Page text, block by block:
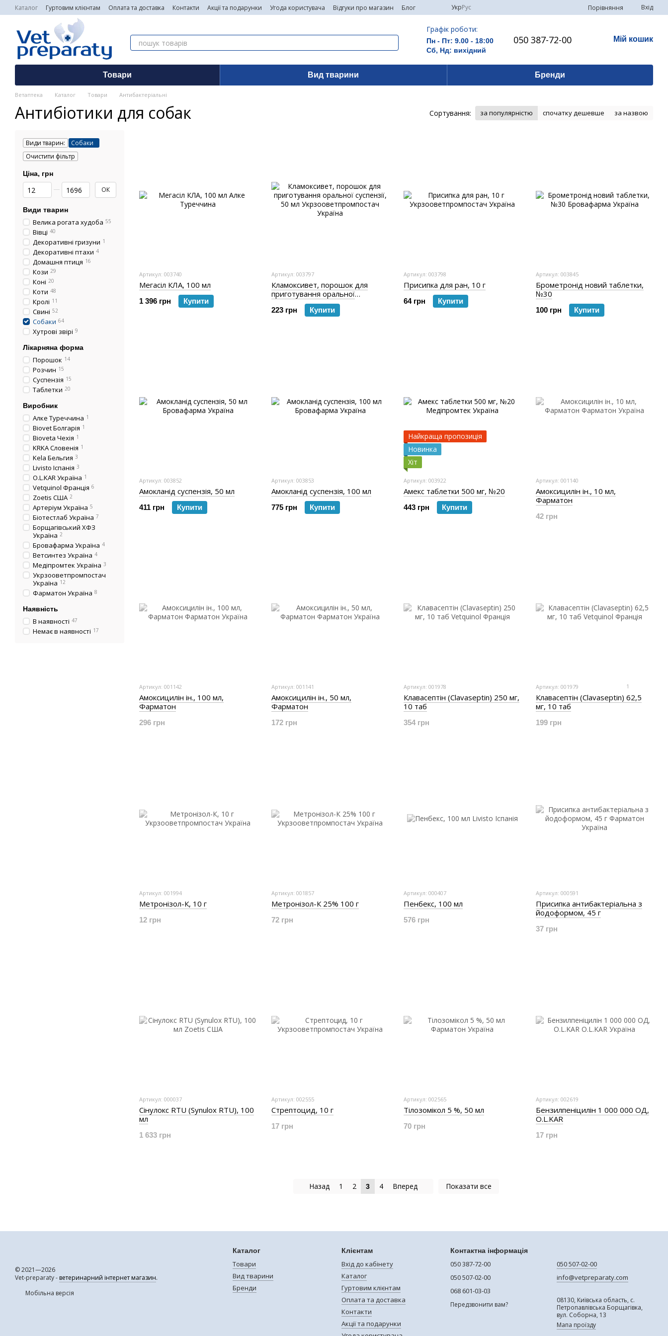
Перейти до основного контенту
Каталог Гуртовим клієнтам Оплата та доставка Контакти Акції та подарунки Угода користувача Відгуки про магазин Блог УкрРус Порівняння Вхід
Графік роботи:
Пн - Пт: 9.00 - 18:00
Сб, Нд: вихідний
050 387-72-00 Мій кошик
Товари Вид тварини Бренди
Ветаптека Каталог Товари Антибактеріальні
Антибіотики для собак Сортування: за популярністю спочатку дешевше за назвою
Артикул: 003740
Мегасіл КЛА, 100 мл
1 396 грн Купити
Артикул: 003797
Кламоксивет, порошок для
приготування оральної
суспензії, 50 мл
223 грн Купити
Артикул: 003798
Присипка для ран, 10 г
64 грн Купити
Артикул: 003845
Брометронід новий таблетки,
№30
100 грн Купити
Артикул: 003852
Амокланід суспензія, 50 мл
411 грн Купити
Артикул: 003853
Амокланід суспензія, 100 мл
775 грн Купити
Найкраща пропозиція
Новинка
Хіт
Артикул: 003922
Амекс таблетки 500 мг, №20
443 грн Купити
Артикул: 001140
Амоксицилін ін., 10 мл,
Фарматон
42 грн
Артикул: 001142
Амоксицилін ін., 100 мл,
Фарматон
296 грн
Артикул: 001141
Амоксицилін ін., 50 мл,
Фарматон
172 грн
Артикул: 001978
Клавасептін (Clavaseptin) 250 мг,
10 таб
354 грн
Артикул: 001979 1
Клавасептін (Clavaseptin) 62,5
мг, 10 таб
199 грн
Артикул: 001994
Метронізол-К, 10 г
12 грн
Артикул: 001857
Метронізол-К 25% 100 г
72 грн
Артикул: 000407
Пенбекс, 100 мл
576 грн
Артикул: 000591
Присипка антибактеріальна з
йодоформом, 45 г
37 грн
Артикул: 000037
Сінулокс RTU (Synulox RTU), 100
мл
1 633 грн
Артикул: 002555
Стрептоцид, 10 г
17 грн
Артикул: 002565
Тілозомікол 5 %, 50 мл
70 грн
Артикул: 002619
Бензилпеніцилін 1 000 000 ОД,
O.L.KAR
17 грн
Назад 1 2 3 4 Вперед Показати все
Види тварин:
Собаки
Очистити фільтр
Ціна, грн
Від Ціна, грн
До Ціна, грн ОК
Види тварин
Велика рогата худоба 55
Вівці 40
Декоративні гризуни 1
Декоративні птахи 4
Домашня птиця 16
Кози 29
Коні 20
Коти 48
Кролі 11
Свині 52
Собаки 64
Хутрові звірі 9
Лікарняна форма
Порошок 14
Розчин 15
Суспензія 15
Таблетки 20
Виробник
Алке Туреччина 1
Biovet Болгарія 1
Bioveta Чехія 1
KRKA Словенія 1
Kela Бельгия 3
Livisto Іспанія 3
O.L.KAR Україна 1
Vetquinol Франція 6
Zoetis США 2
Артеріум Україна 5
Біотестлаб Україна 7
Борщагівський ХФЗ
Україна 2
Бровафарма Україна 4
Ветсинтез Україна 4
Медіпромтек Україна 3
Укрзооветпромпостач
Україна 12
Фарматон Україна 8
Наявність
В наявності 47
Немає в наявності 17
© 2021—2026
Vet-preparaty - ветеринарний інтернет магазин.
Мобільна версія
Каталог
Товари
Вид тварини
Бренди
Клієнтам
Вхід до кабінету
Каталог
Гуртовим клієнтам
Оплата та доставка
Контакти
Акції та подарунки
Контактна інформація
050 387-72-00
050 507-02-00
068 601-03-03
Передзвонити вам?
050 507-02-00
info@vetpreparaty.com
08130, Київська область, с.
Петропавлівська Борщагівка,
вул. Соборна, 13
Мапа проїзду